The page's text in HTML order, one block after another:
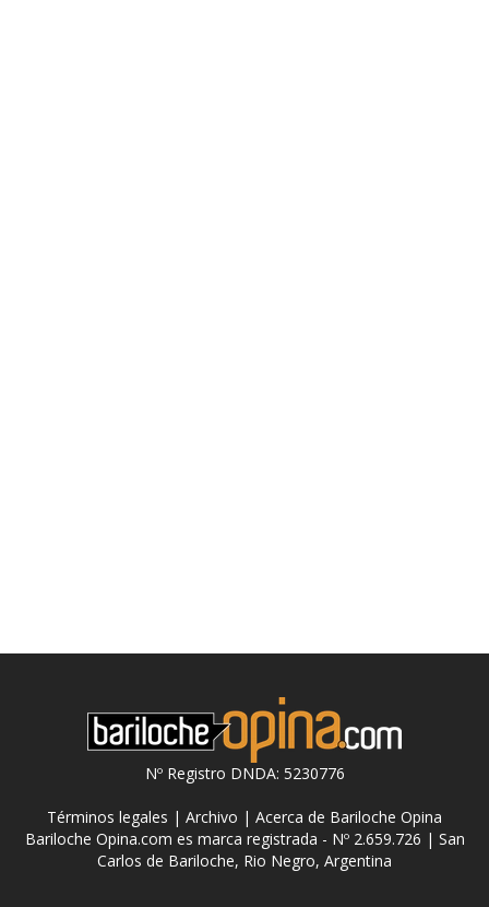
Nº Registro DNDA: 5230776
Términos legales | Archivo | Acerca de Bariloche Opina
Bariloche Opina.com es marca registrada - Nº 2.659.726 | San
Carlos de Bariloche, Rio Negro, Argentina